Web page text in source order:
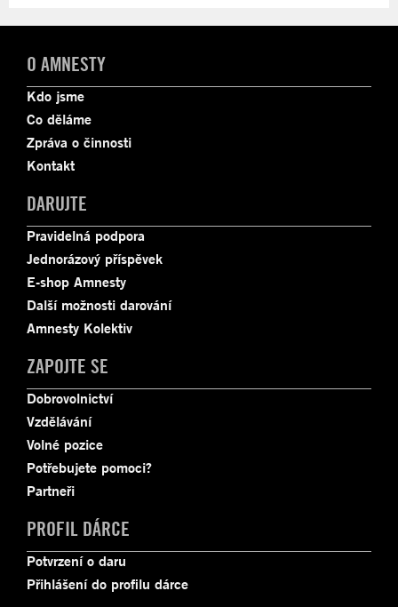
O AMNESTY
Kdo jsme
Co děláme
Zpráva o činnosti
Kontakt
DARUJTE
Pravidelná podpora
Jednorázový příspěvek
E-shop Amnesty
Další možnosti darování
Amnesty Kolektiv
ZAPOJTE SE
Dobrovolnictví
Vzdělávání
Volné pozice
Potřebujete pomoci?
Partneři
PROFIL DÁRCE
Potvrzení o daru
Přihlášení do profilu dárce